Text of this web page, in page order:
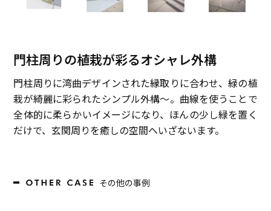
門柱周りの植栽が彩るオシャレ外構
門柱周りに湾曲デザインされた縁取りに合わせ、緑の植
栽が綺麗に彩られたシンプル外構〜。曲線を使うことで
全体的に柔らかいイメージになり、ほんの少し緑を置く
だけで、玄関周りを癒しの空間へいざないます。
その他の事例